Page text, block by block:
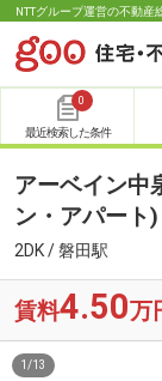
NTTグループ運営の不動産
0
最近検索した条件
アーベイン中
ン・アパート)
2DK / 磐田駅
賃料4.50万
1 /13